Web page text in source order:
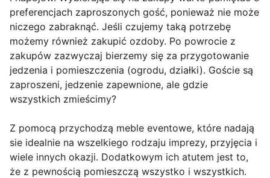
preferencjach zaproszonych gość, ponieważ nie może
niczego zabraknąć. Jeśli czujemy taką potrzebę
możemy również zakupić ozdoby. Po powrocie z
zakupów zazwyczaj bierzemy się za przygotowanie
jedzenia i pomieszczenia (ogrodu, działki). Goście są
zaproszeni, jedzenie zapewnione, ale gdzie
wszystkich zmieścimy?
Z pomocą przychodzą meble eventowe, które nadają
sie idealnie na wszelkiego rodzaju imprezy, przyjęcia i
wiele innych okazji. Dodatkowym ich atutem jest to,
że z pewnością pomieszczą wszystko i wszystkich.